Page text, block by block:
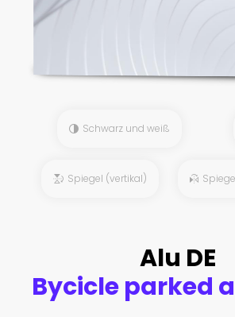
Schwarz und weiß
Spiegel (vertikal)
Alu DE